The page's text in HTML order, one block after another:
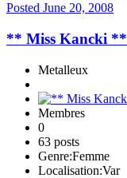
Posted June 20, 2008
** Miss Kancki **
Metalleux
Membres
0
63 posts
Genre:Femme
Localisation:Var